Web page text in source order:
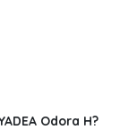
Odora H?